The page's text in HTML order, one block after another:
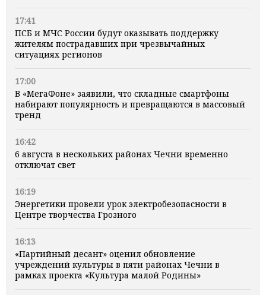
17:41
ПСБ и МЧС России будут оказывать поддержку
жителям пострадавших при чрезвычайных
ситуациях регионов
17:00
В «МегаФоне» заявили, что складные смартфоны
набирают популярность и превращаются в массовый
тренд
16:42
6 августа в нескольких районах Чечни временно
отключат свет
16:19
Энергетики провели урок электробезопасности в
Центре творчества Грозного
16:13
«Партийный десант» оценил обновление
учреждений культуры в пяти районах Чечни в
рамках проекта «Культура малой Родины»